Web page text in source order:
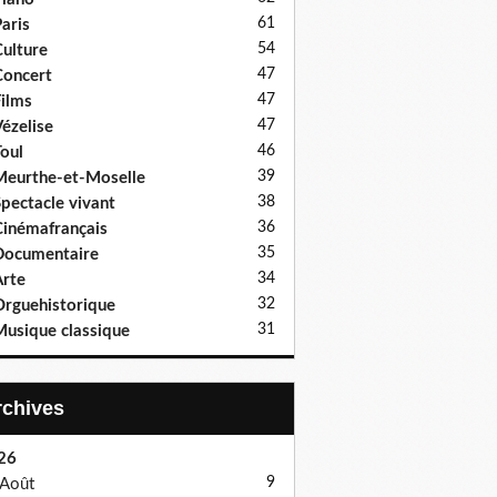
61
54
47
47
47
46
et-Moselle 39
vivant 38
36
35
34
32
classique 31
Août
9